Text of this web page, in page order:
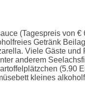
(Tagespreis von
Getränk
Viele Gäste
anderem
(5.90
kleines